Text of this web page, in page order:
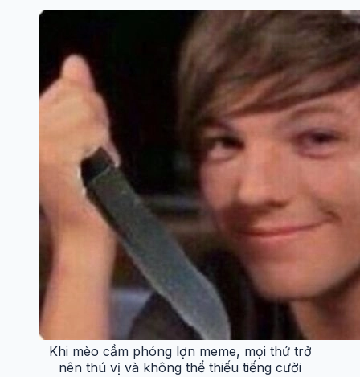
Khi mèo cầm phóng lợn meme, mọi thứ trở
nên thú vị và không thể thiếu tiếng cười